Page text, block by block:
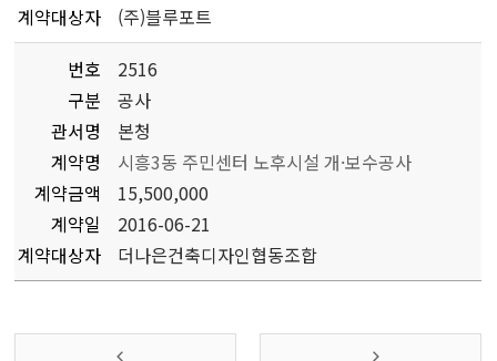
계약대상자
(주)블루포트
번호
2516
구분
공사
관서명
본청
계약명
시흥3동 주민센터 노후시설 개·보수공사
계약금액
15,500,000
계약일
2016-06-21
계약대상자
더나은건축디자인협동조합